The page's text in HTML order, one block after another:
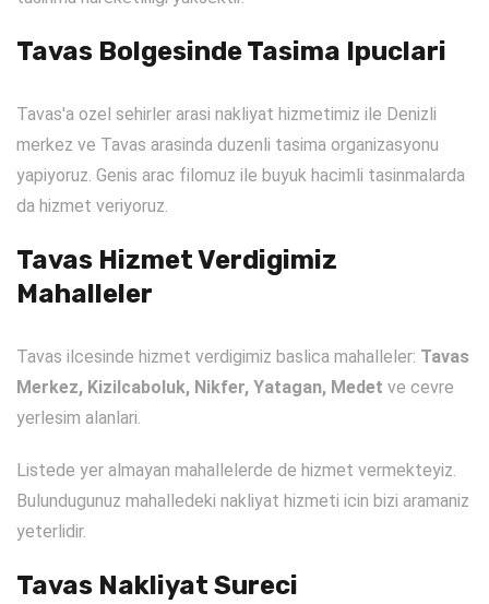
Tavas Bolgesinde Tasima Ipuclari
Tavas'a ozel sehirler arasi nakliyat hizmetimiz ile Denizli
merkez ve Tavas arasinda duzenli tasima organizasyonu
yapiyoruz. Genis arac filomuz ile buyuk hacimli tasinmalarda
da hizmet veriyoruz.
Tavas Hizmet Verdigimiz
Mahalleler
Tavas ilcesinde hizmet verdigimiz baslica mahalleler: Tavas
Merkez, Kizilcaboluk, Nikfer, Yatagan, Medet ve cevre
yerlesim alanlari.
Listede yer almayan mahallelerde de hizmet vermekteyiz.
Bulundugunuz mahalledeki nakliyat hizmeti icin bizi aramaniz
yeterlidir.
Tavas Nakliyat Sureci